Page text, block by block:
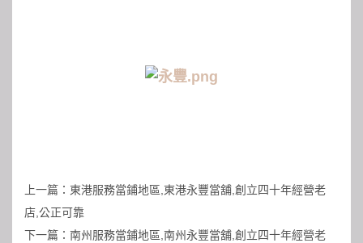
上一篇： 東港服務當鋪地區,東港永豐當舖,創立四十年經營老
店,公正可靠
下一篇： 南州服務當鋪地區,南州永豐當舖,創立四十年經營老